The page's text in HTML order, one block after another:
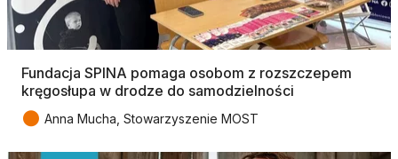
Fundacja SPINA pomaga osobom z rozszczepem
kręgosłupa w drodze do samodzielności
● Anna Mucha, Stowarzyszenie MOST